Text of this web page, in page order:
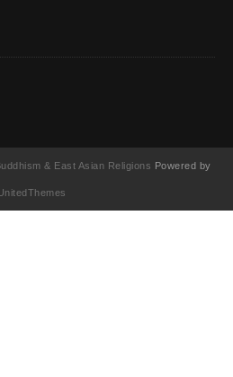
& East Asian Religions Powered by